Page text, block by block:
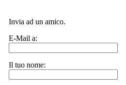
Invia ad un amico.
E-Mail a:
Il tuo nome: